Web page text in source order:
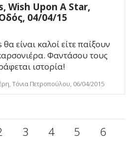
Wish Upon A Star,
04/04/15
είναι καλοί είτε παίξουν
Φαντάσου τους
ιστορία!
Τόνια Πετροπούλου, 06/04/2015
3 4 5
6